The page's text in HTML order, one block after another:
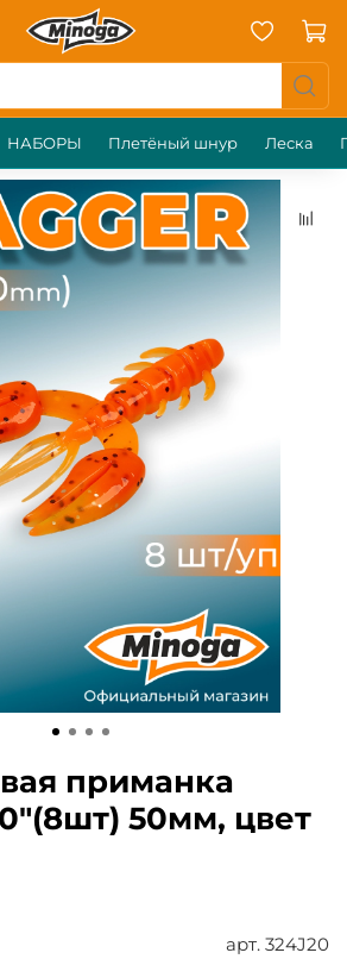
НАБОРЫ Плетёный шнур Леска
арт. 324J20
приманка
50мм, цвет